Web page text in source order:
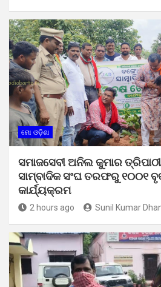
ମୋ ଓଡ଼ିଶା
ସମାଜସେବୀ ଅନିଲ କୁମାର
ସାମ୍ବାଦିକ ସଂଘ ତରଫରୁ ୧୦୦୧
କାର୍ଯ୍ୟକ୍ରମ
2 hours ago Sunil Kumar